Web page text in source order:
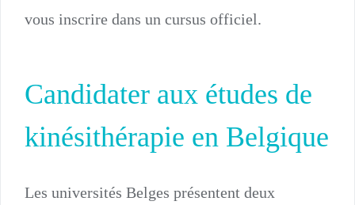
vous inscrire dans un cursus officiel.
Candidater aux études de
kinésithérapie en Belgique
Les universités Belges présentent deux